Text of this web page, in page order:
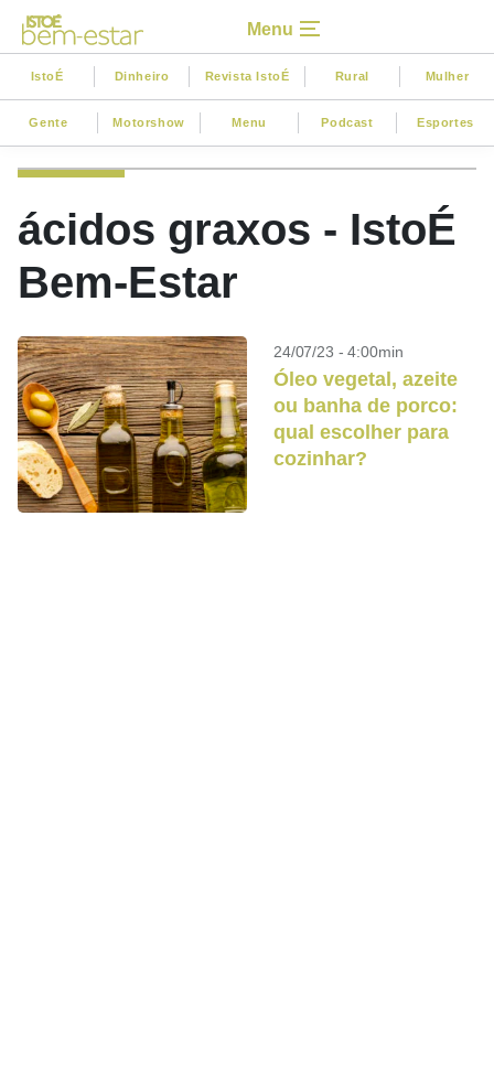
Menu
IstoÉ Dinheiro Revista IstoÉ Rural Mulher
Gente Motorshow Menu Podcast Esportes
ácidos graxos - IstoÉ
Bem-Estar
24/07/23 - 4:00min
Óleo vegetal, azeite
ou banha de porco:
qual escolher para
cozinhar?